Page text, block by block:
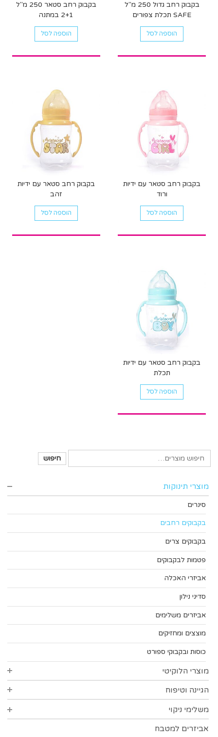
בקבוק רחב גדול 250 מ"ל
SAFE תכלת צפורים
הוספה לסל
בקבוק רחב סטאר 250 מ"ל
2+1 במתנה
הוספה לסל
בקבוק רחב סטאר עם ידיות
ורוד
הוספה לסל
בקבוק רחב סטאר עם ידיות
זהב
הוספה לסל
בקבוק רחב סטאר עם ידיות
תכלת
הוספה לסל
חיפוש
מוצרי תינוקות
סינרים
בקבוקים רחבים
בקבוקים צרים
פטמות לבקבוקים
אביזרי האכלה
סדיני נילון
אביזרים משלימים
מוצצים ומחזיקים
כוסות ובקבוקי ספורט
מוצרי הלוקיטי
הגיינה וטיפוח
משלימי ניקוי
אביזרים למטבח